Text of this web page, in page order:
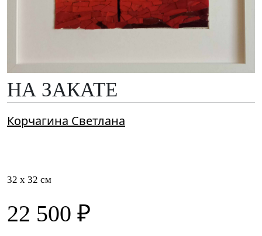
НА ЗАКАТЕ
Корчагина Светлана
32 x 32 см
22 500 ₽